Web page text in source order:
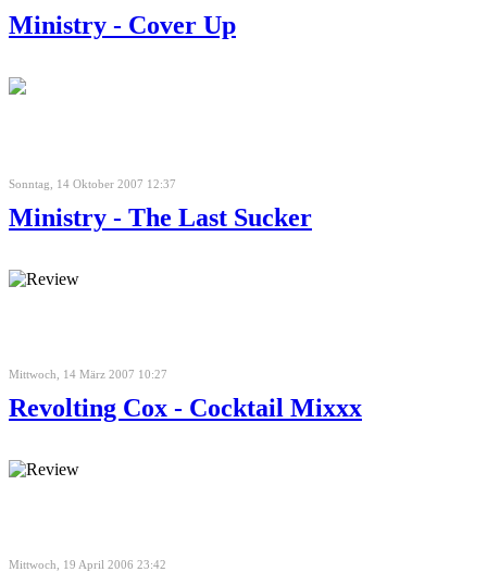
Ministry - Cover Up
Sonntag, 14 Oktober 2007 12:37
Ministry - The Last Sucker
Mittwoch, 14 März 2007 10:27
Revolting Cox - Cocktail Mixxx
Mittwoch, 19 April 2006 23:42